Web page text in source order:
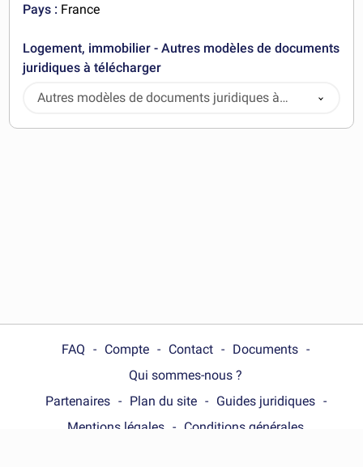
Pays : France
Logement, immobilier - Autres modèles de documents
juridiques à télécharger
Autres modèles de documents juridiques à
télécharger
FAQ Compte Contact
Documents
Qui sommes-nous ?
Partenaires
Plan du site
Guides juridiques
Mentions légales
Conditions générales